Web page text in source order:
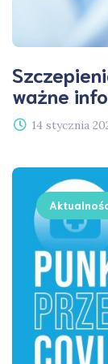
ważne
14 stycznia